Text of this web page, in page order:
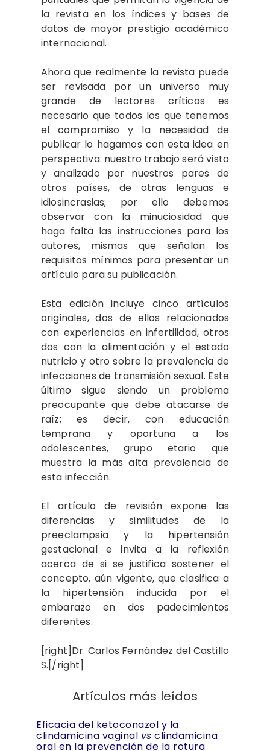
la revista en los índices y bases de
datos de mayor prestigio académico
internacional.
Ahora que realmente la revista puede
ser revisada por un universo muy
grande de lectores críticos es
necesario que todos los que tenemos
el compromiso y la necesidad de
publicar lo hagamos con esta idea en
perspectiva: nuestro trabajo será visto
y analizado por nuestros pares de
otros países, de otras lenguas e
idiosincrasias; por ello debemos
observar con la minuciosidad que
haga falta las instrucciones para los
autores, mismas que señalan los
requisitos mínimos para presentar un
artículo para su publicación.
Esta edición incluye cinco artículos
originales, dos de ellos relacionados
con experiencias en infertilidad, otros
dos con la alimentación y el estado
nutricio y otro sobre la prevalencia de
infecciones de transmisión sexual. Este
último sigue siendo un problema
preocupante que debe atacarse de
raíz; es decir, con educación
temprana y oportuna a los
adolescentes, grupo etario que
muestra la más alta prevalencia de
esta infección.
El artículo de revisión expone las
diferencias y similitudes de la
preeclampsia y la hipertensión
gestacional e invita a la reflexión
acerca de si se justifica sostener el
concepto, aún vigente, que clasifica a
la hipertensión inducida por el
embarazo en dos padecimientos
diferentes.
[right]Dr. Carlos Fernández del Castillo
S.[/right]
Artículos más leídos
Eficacia del ketoconazol y la
clindamicina vaginal vs clindamicina
oral en la prevención de la rotura